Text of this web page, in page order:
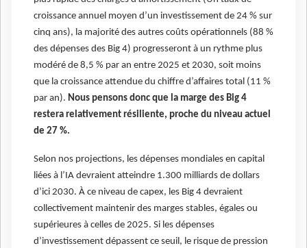
croissance annuel moyen d’un investissement de 24 % sur
cinq ans), la majorité des autres coûts opérationnels (88 %
des dépenses des Big 4) progresseront à un rythme plus
modéré de 8,5 % par an entre 2025 et 2030, soit moins
que la croissance attendue du chiffre d’affaires total (11 %
par an). Nous pensons donc que la marge des Big 4
restera relativement résiliente, proche du niveau actuel
de 27 %.
Selon nos projections, les dépenses mondiales en capital
liées à l’IA devraient atteindre 1.300 milliards de dollars
d’ici 2030. À ce niveau de capex, les Big 4 devraient
collectivement maintenir des marges stables, égales ou
supérieures à celles de 2025. Si les dépenses
d’investissement dépassent ce seuil, le risque de pression